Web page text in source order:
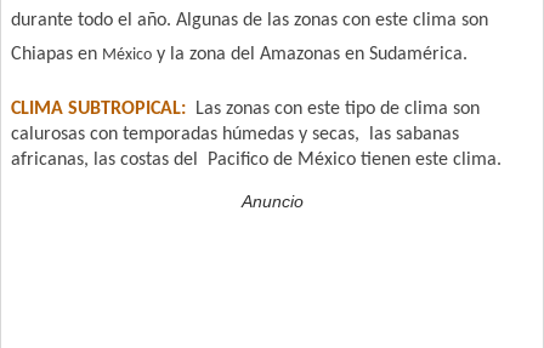
durante todo el año. Algunas de las zonas con este clima son
Chiapas en México y la zona del Amazonas en Sudamérica.
CLIMA SUBTROPICAL: Las zonas con este tipo de clima son
calurosas con temporadas húmedas y secas, las sabanas
africanas, las costas del Pacifico de México tienen este clima.
Anuncio